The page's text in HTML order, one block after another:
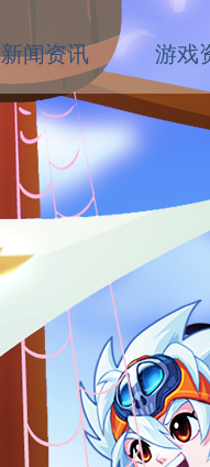
新闻资讯 游戏